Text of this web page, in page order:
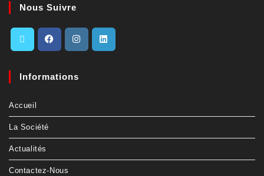
Nous Suivre
Informations
Accueil
La Société
Actualités
Contactez-Nous